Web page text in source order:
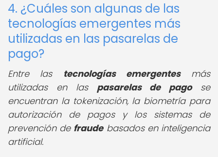
4. ¿Cuáles son algunas de las
tecnologías emergentes más
utilizadas en las pasarelas de
pago?
Entre las tecnologías emergentesmás
utilizadas en las pasarelas de pagose
encuentran la tokenización, la biometría para
autorización de pagos y los sistemas de
prevención de fraudebasados en inteligencia
artificial.